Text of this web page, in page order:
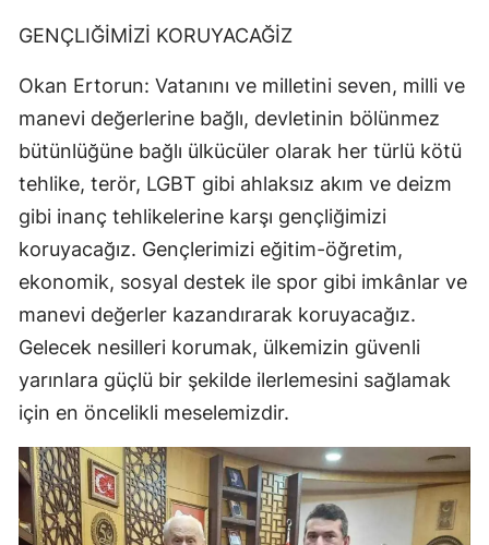
GENÇLIĞİMİZİ KORUYACAĞİZ
Okan Ertorun: Vatanını ve milletini seven, milli ve
manevi değerlerine bağlı, devletinin bölünmez
bütünlüğüne bağlı ülkücüler olarak her türlü kötü
tehlike, terör, LGBT gibi ahlaksız akım ve deizm
gibi inanç tehlikelerine karşı gençliğimizi
koruyacağız. Gençlerimizi eğitim-öğretim,
ekonomik, sosyal destek ile spor gibi imkânlar ve
manevi değerler kazandırarak koruyacağız.
Gelecek nesilleri korumak, ülkemizin güvenli
yarınlara güçlü bir şekilde ilerlemesini sağlamak
için en öncelikli meselemizdir.